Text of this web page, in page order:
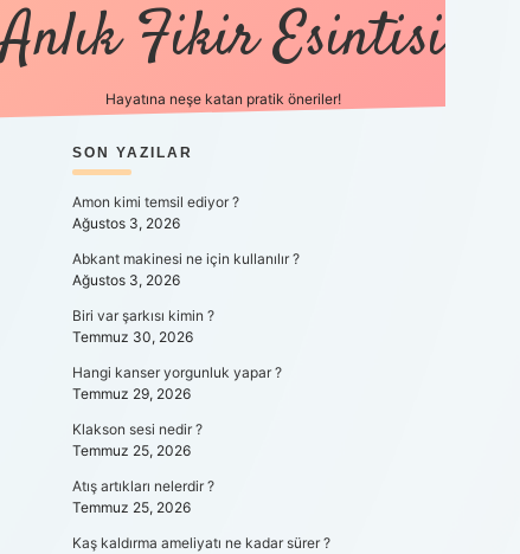
Anlık Fikir Esintisi
Hayatına neşe katan pratik öneriler!
SIDEBAR
SON YAZILAR
Amon kimi temsil ediyor ?
Ağustos 3, 2026
Abkant makinesi ne için kullanılır ?
Ağustos 3, 2026
Biri var şarkısı kimin ?
Temmuz 30, 2026
Hangi kanser yorgunluk yapar ?
Temmuz 29, 2026
Klakson sesi nedir ?
Temmuz 25, 2026
Atış artıkları nelerdir ?
Temmuz 25, 2026
Kaş kaldırma ameliyatı ne kadar sürer ?